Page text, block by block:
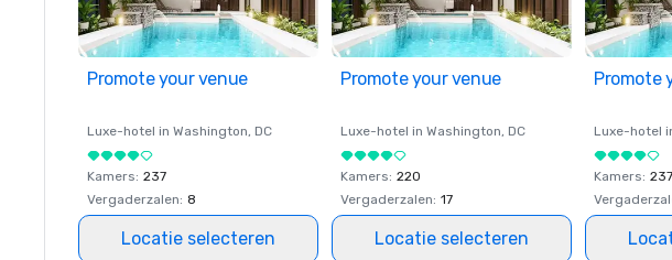
Promote your venue
Luxe-hotel in Washington, DC
Kamers: 237
Vergaderzalen: 8
Locatie selecteren
Promote your venue
Luxe-hotel in Washington, DC
Kamers: 220
Vergaderzalen: 17
Locatie selecteren
Promote
Luxe-hotel
Kamers: 237